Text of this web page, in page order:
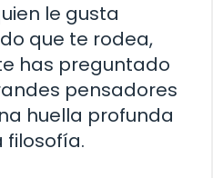
le gusta
que te rodea,
has preguntado
pensadores
huella profunda
filosofía.